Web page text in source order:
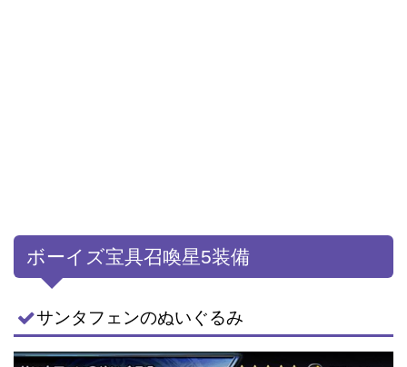
ボーイズ宝具召喚星5装備
サンタフェンのぬいぐるみ